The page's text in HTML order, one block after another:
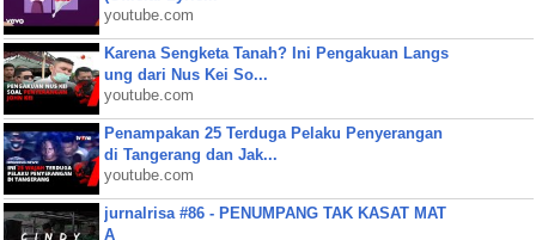
youtube.com
Karena Sengketa Tanah? Ini Pengakuan Langs
ung dari Nus Kei So...
youtube.com
Penampakan 25 Terduga Pelaku Penyerangan
di Tangerang dan Jak...
youtube.com
jurnalrisa #86 - PENUMPANG TAK KASAT MAT
A